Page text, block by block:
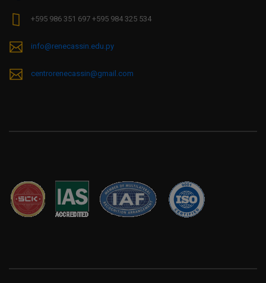
+595 986 351 697 +595 984 325 534
info@renecassin.edu.py
centrorenecassin@gmail.com